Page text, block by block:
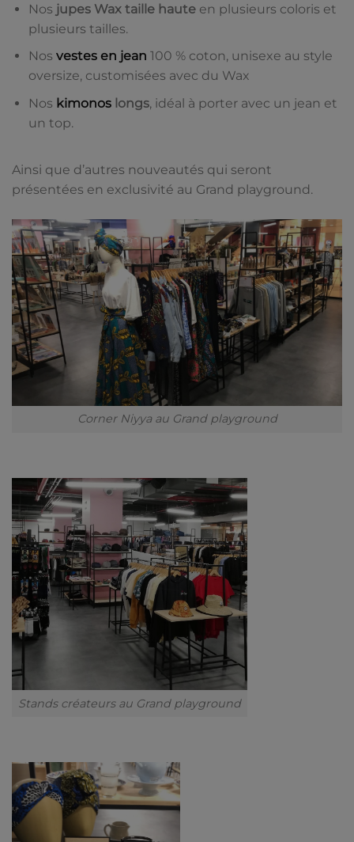
Nos jupes Wax taille hauteen plusieurs coloris et
plusieurs tailles.
Nos vestes en jean 100 % coton, unisexe au style
oversize, customisées avec du Wax
Nos kimonoslongs, idéal à porter avec un jean et
un top.
Ainsi que d’autres nouveautés qui seront
présentées en exclusivité au Grand playground.
Corner Niyya au Grand playground
Stands créateurs au Grand playground